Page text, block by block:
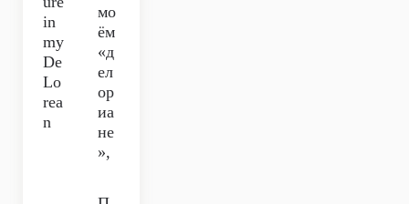
in
my
De
Lo
rea
n
мо
ём
«д
ел
ор
иа
не
»,